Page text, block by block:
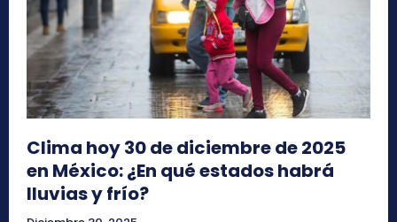
Clima hoy 30 de diciembre de 2025
en México: ¿En qué estados habrá
lluvias y frío?